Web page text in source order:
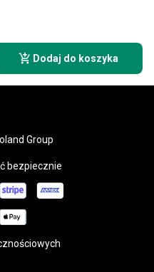
Dodaj do koszyka
Group
bezpiecznie